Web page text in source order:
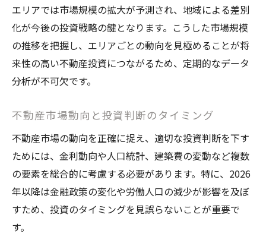
エリアでは市場規模の拡大が予測され、地域による差別
化が今後の投資戦略の鍵となります。こうした市場規模
の推移を把握し、エリアごとの動向を見極めることが将
来性の高い不動産投資につながるため、定期的なデータ
分析が不可欠です。
不動産市場動向と投資判断のタイミング
不動産市場の動向を正確に捉え、適切な投資判断を下す
ためには、金利動向や人口統計、建築費の変動など複数
の要素を総合的に考慮する必要があります。特に、2026
年以降は金融政策の変化や労働人口の減少が影響を及ぼ
すため、投資のタイミングを見誤らないことが重要で
す。